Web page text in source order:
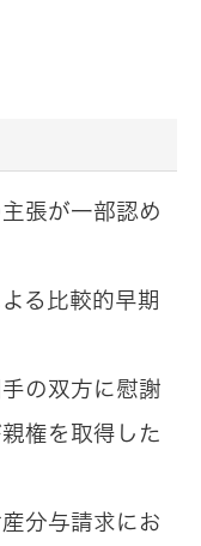
張が一部認め
る比較的早期
の双方に慰謝
権を取得した
分与請求にお